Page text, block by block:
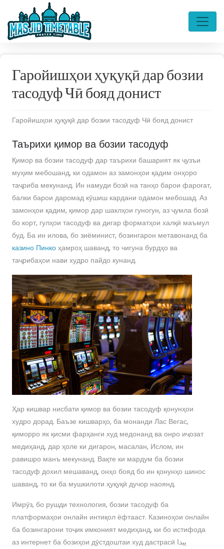
Гаройишҳои ҳуқуқӣ дар бозии
тасодуф Чӣ бояд донист
Гаройишҳои ҳуқуқӣ дар бозии тасодуф Чӣ бояд донист
Таърихи қимор ва бозии тасодуф
Қимор ва бозии тасодуф дар таърихи башарият як ҷузъи
муҳим мебошанд, ки одамон аз замонҳои қадим онҳоро
таҷриба мекунанд. Ин намуди бозӣ на танҳо барои фароғат,
балки барои даромад кӯшиш кардани одамон мебошад. Аз
замонҳои қадим, қимор дар шаклҳои гуногун, аз ҷумла бозӣ
бо корт, гулҳои тасодуф ва дигар форматҳои халқӣ маъмул
буд. Ба ин илова, бо зиёминист, бозингарон метавонанд ба
казино Пинко ҳамроҳ шаванд, то чигуна бурдҳо ва
таҷрибаҳои нави худро пайдо кунанд.
Ҳар кишвар нисбати қимор ва бозии тасодуф қонунҳои
худро дорад. Баъзе кишварҳо, ба монанди Лас Вегас,
қиморро як қисми фарҳанги худ медонанд ва онро иҷозат
медиҳанд, дар ҳоле ки дигарон, масалан, Ислом, ин
равишро манъ мекунанд. Вақте ки мардум ба бозии
тасодуф дохил мешаванд, онҳо бояд бо ин қонунҳо шинос
шаванд, то ки ба мушкилоти ҳуқуқӣ дучор наоянд.
Имрӯз, бо рушди технология, бозии тасодуф ба
платформаҳои онлайн интиқол ёфтааст. Казиноҳои онлайн
ба бозингарони тоҷик имконият медиҳанд, ки бо истифода
аз интернет ба бозиҳои дӯстдоштаи худ дастрасӣ پیدا